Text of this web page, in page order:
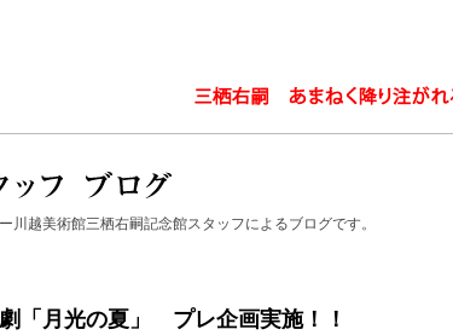
川越美術館三栖右嗣記念館スタッフによるブログです。
「月光の夏」 プレ企画実施！！